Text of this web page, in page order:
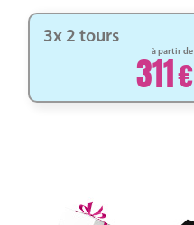
3x 2 tours
à partir de
311